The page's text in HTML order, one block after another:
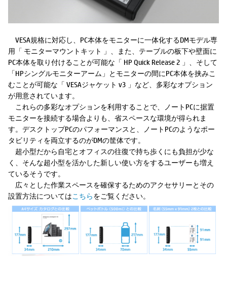
VESA規格に対応し、PC本体をモニターに一体化するDMモデル専
用「 モニターマウントキット 」、また、テーブルの板下や壁面に
PC本体を取り付けることが可能な「 HP Quick Release 2 」、そして
「HPシングルモニターアーム」とモニターの間にPC本体を挟みこ
むことが可能な「 VESAジャケット v3 」など、多彩なオプション
が用意されています。
これらの多彩なオプションを利用することで、ノートPCに据置
モニターを接続する場合よりも、省スペースな環境が得られま
す。デスクトップPCのパフォーマンスと、ノートPCのようなポー
タビリティを両立するのがDMの筐体です。
超小型だから自宅とオフィスの往復で持ち歩くにも負担が少な
く、そんな超小型を活かした新しい使い方をするユーザーも増え
ているそうです。
広々とした作業スペースを確保するためのアクセサリーとその
設置方法についてはこちらをご覧ください。